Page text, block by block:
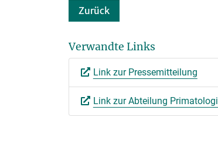
Zurück
Verwandte Links
Link zur Pressemitteilung
Link zur Abteilung